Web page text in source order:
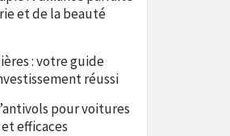
et de la beauté
: votre guide
réussi
pour voitures
efficaces